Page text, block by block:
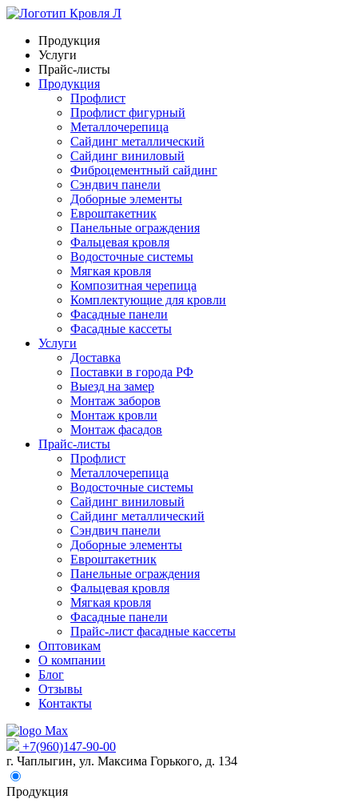
Продукция
Услуги
Прайс-листы
Продукция
Профлист
Профлист фигурный
Металлочерепица
Сайдинг металлический
Сайдинг виниловый
Фиброцементный сайдинг
Сэндвич панели
Доборные элементы
Евроштакетник
Панельные ограждения
Фальцевая кровля
Водосточные системы
Мягкая кровля
Композитная черепица
Комплектующие для кровли
Фасадные панели
Фасадные кассеты
Услуги
Доставка
Поставки в города РФ
Выезд на замер
Монтаж заборов
Монтаж кровли
Монтаж фасадов
Прайс-листы
Профлист
Металлочерепица
Водосточные системы
Сайдинг виниловый
Сайдинг металлический
Сэндвич панели
Доборные элементы
Евроштакетник
Панельные ограждения
Фальцевая кровля
Мягкая кровля
Фасадные панели
Прайс-лист фасадные кассеты
Оптовикам
О компании
Блог
Отзывы
Контакты
+7(960)147-90-00
г. Чаплыгин, ул. Максима Горького, д. 134
Продукция